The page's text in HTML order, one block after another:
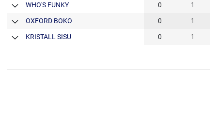
WHO'S FUNKY 0 1
OXFORD BOKO 0 1
KRISTALL SISU 0 1